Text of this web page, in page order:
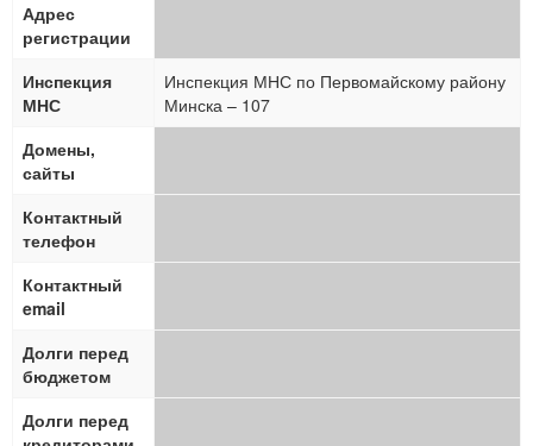
Адрес
регистрации
Инспекция
МНС
Инспекция МНС по Первомайскому району
Минска – 107
Домены,
сайты
Контактный
телефон
Контактный
email
Долги перед
бюджетом
Долги перед